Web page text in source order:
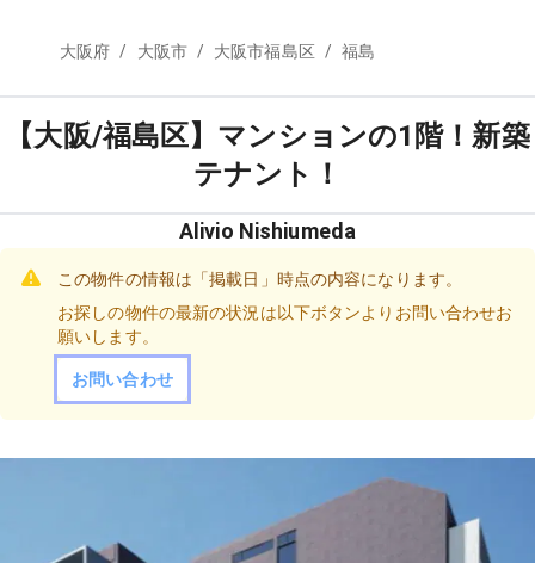
大阪府 / 大阪市 / 大阪市福島区 / 福島
【大阪/福島区】マンションの1階！新築
テナント！
Alivio Nishiumeda
この物件の情報は「掲載日」時点の内容になります。
お探しの物件の最新の状況は以下ボタンよりお問い合わせお
願いします。
お問い合わせ